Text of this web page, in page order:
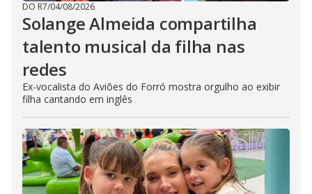
DO R7/04/08/2026
Solange Almeida compartilha
talento musical da filha nas
redes
Ex-vocalista do Aviões do Forró mostra orgulho ao exibir
filha cantando em inglês